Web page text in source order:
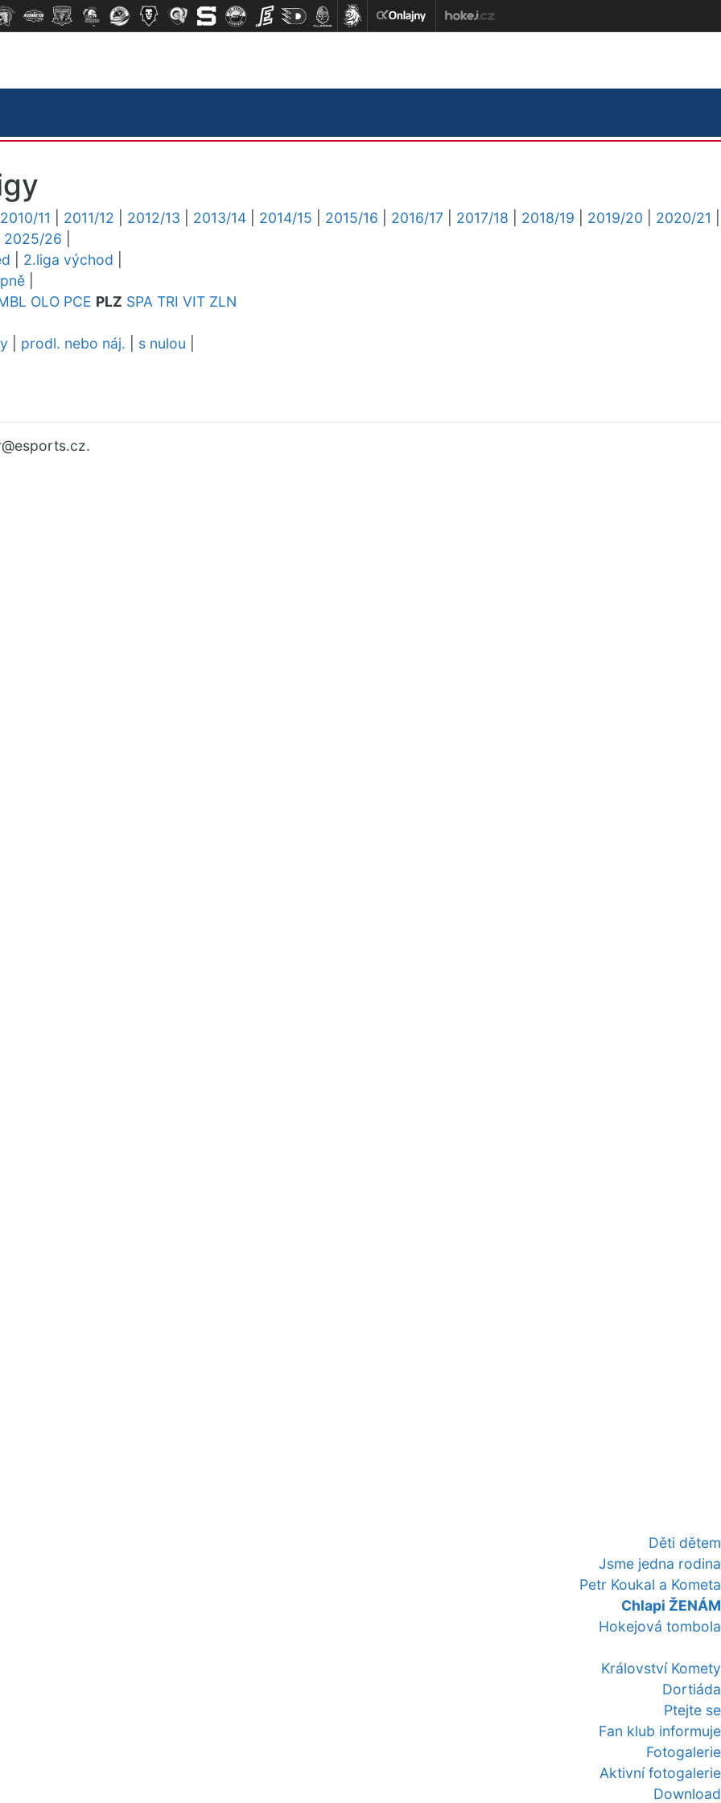
Děti dětem
Jsme jedna rodina
Petr Koukal a Kometa
Chlapi ŽENÁM
Hokejová tombola
Království Komety
Dortiáda
Ptejte se
Fan klub informuje
Fotogalerie
Aktivní fotogalerie
Download
2010/11 2011/12 2012/13 2013/14 2014/15 2015/16 2016/17 2017/18 2018/19 2019/20 2020/21
2025/26
2.liga východ
OLO PCE PLZ SPA TRI VIT ZLN
prodl. nebo náj. s nulou
@esports.cz.